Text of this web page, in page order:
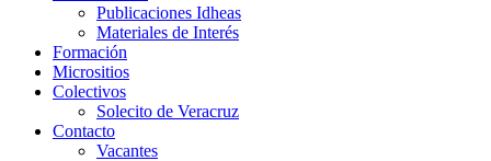
Publicaciones Idheas
Materiales de Interés
Formación
Micrositios
Colectivos
Solecito de Veracruz
Contacto
Vacantes